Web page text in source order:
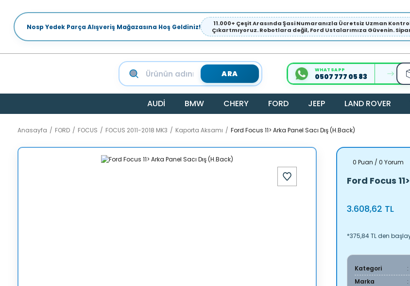
Nosp Yedek Parça Alışveriş Mağazasına Hoş Geldiniz!
11.000+ Çeşit Arasında Şasi Numaranızla Ücretsiz Uzman
Çıkartmıyoruz. Robotlara değil, Ford Ustalarımıza Güvenin.
ARA WHATSAPP
0507 777 05 83
AUDİ BMW CHERY FORD JEEP LAND ROVER
Anasayfa FORD FOCUS FOCUS 2011-2018 MK3 Kaporta Aksamı Ford Focus 11> Arka Panel Sacı Dış (H.Back)
0 Puan / 0 Yorum
Ford Focus
3.608,62 TL
*375,84 TL den
Kategori
Marka